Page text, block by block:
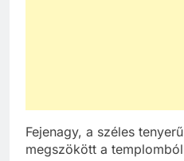
Fejenagy, a széles
megszökött a